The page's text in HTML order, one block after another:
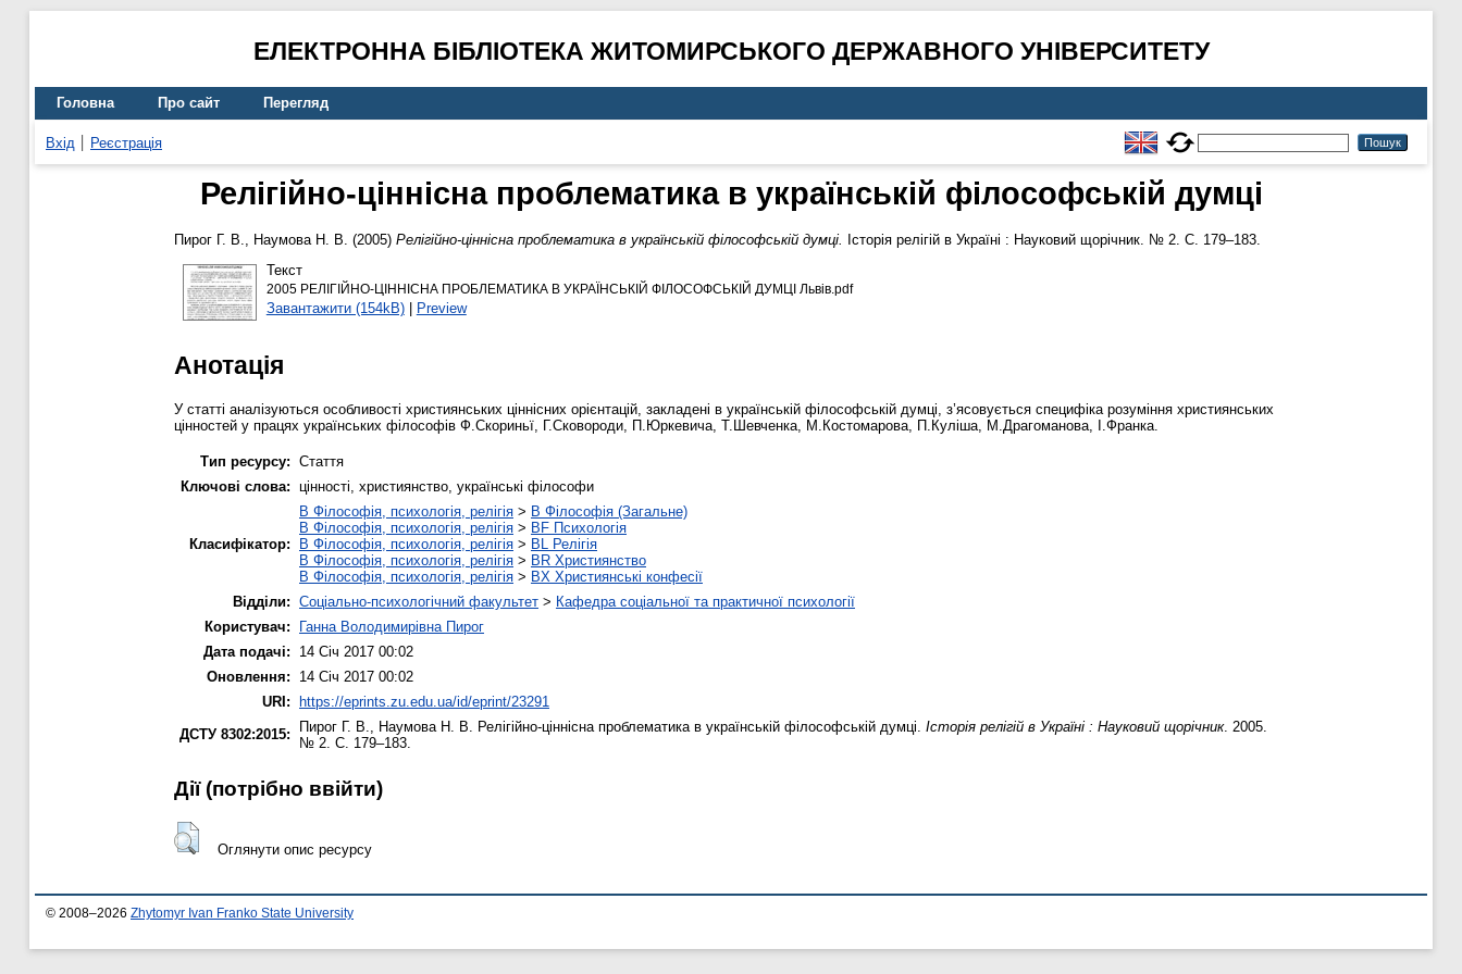
ЕЛЕКТРОННА БІБЛІОТЕКА ЖИТОМИРСЬКОГО ДЕРЖАВНОГО УНІВЕРСИТЕТУ
Головна Про сайт Перегляд
Вхід Реєстрація
Релігійно-ціннісна проблематика в українській філософській думці
Пирог Г. В., Наумова Н. В. (2005) Релігійно-ціннісна проблематика в українській філософській думці.
Історія релігій в Україні : Науковий щорічник. № 2. С. 179–183.
Текст
2005 РЕЛІГІЙНО-ЦІННІСНА ПРОБЛЕМАТИКА В УКРАЇНСЬКІЙ ФІЛОСОФСЬКІЙ ДУМЦІ Львів.pdf
Завантажити (154kB)| Preview
Анотація
У статті аналізуються особливості християнських ціннісних орієнтацій, закладені в українській філософській думці, з’ясовується специфіка розуміння християнських
цінностей у працях українських філософів Ф.Скориньї, Г.Сковороди, П.Юркевича, Т.Шевченка, М.Костомарова, П.Куліша, М.Драгоманова, І.Франка.
Тип ресурсу: Стаття
Ключові слова: цінності, християнство, українські філософи
Класифікатор:
B Філософія, психологія, релігія > B Філософія (Загальне)
B Філософія, психологія, релігія > BF Психологія
B Філософія, психологія, релігія > BL Релігія
B Філософія, психологія, релігія > BR Християнство
B Філософія, психологія, релігія > BX Християнські конфесії
Відділи: Соціально-психологічний факультет > Кафедра соціальної та практичної психології
Користувач:
Ганна Володимирівна Пирог
Дата подачі:
14 Січ 2017 00:02
Оновлення:
14 Січ 2017 00:02
URI: https://eprints.zu.edu.ua/id/eprint/23291
ДСТУ 8302:2015:
Пирог Г. В. Наумова Н. В. Релігійно-ціннісна проблематика в українській філософській думці. Історія релігій в Україні : Науковий щорічник. 2005.
№ 2. С. 179–183.
Дії ​​(потрібно ввійти)
Оглянути опис ресурсу
© 2008–2026 Zhytomyr Ivan Franko State University